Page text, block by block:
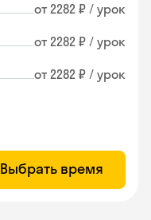
от 2282 ₽ / урок
от 2282 ₽ / урок
от 2282 ₽ / урок
Выбрать время